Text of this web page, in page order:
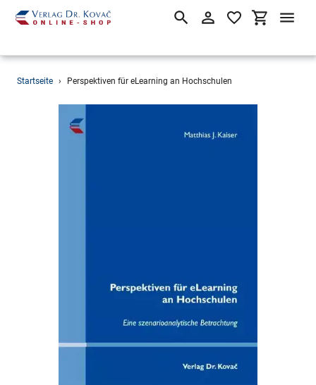
Direkt
SuchenEinloggen
Startseite › Perspektiven für eLearning an Hochschulen